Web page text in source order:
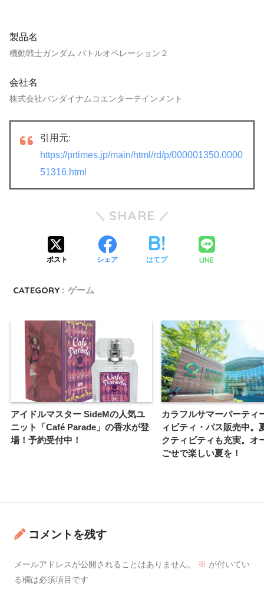
製品名
機動戦士ガンダム バトルオペレーション２
会社名
株式会社バンダイナムコエンターテインメント
引用元:
https://prtimes.jp/main/html/rd/p/000001350.0000
51316.html
SHARE
ポスト シェア はてブ LINE
CATEGORY : ゲーム
アイドルマスター SideMの人気ユ
ニット「Café Parade」の香水が登
場！予約受付中！
カラフルサマーパーティ
ィビティ・パス販売中。
クティビティも充実。オ
ごせで楽しい夏を！
コメントを残す
メールアドレスが公開されることはありません。 ※ が付いてい
る欄は必須項目です